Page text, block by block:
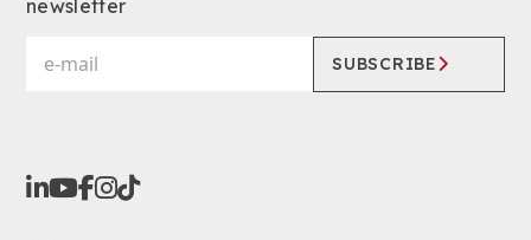
newsletter
SUBSCRIBE